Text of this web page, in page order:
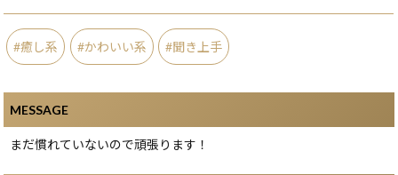
癒し系 かわいい系 聞き上手
MESSAGE
まだ慣れていないので頑張ります！